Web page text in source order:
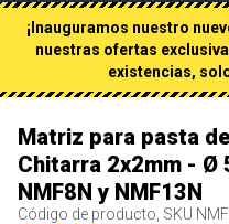
¡Inauguramos nuestro
nuestras ofertas
existencias,
Matriz para pasta
Chitarra 2x2mm - Ø
NMF8N y NMF13N
Código de producto, SKU